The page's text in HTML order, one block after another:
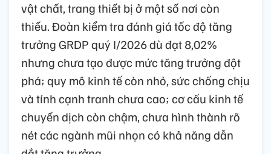
vật chất, trang thiết bị ở một số nơi còn
thiếu. Đoàn kiểm tra đánh giá tốc độ tăng
trưởng GRDP quý I/2026 dù đạt 8,02%
nhưng chưa tạo được mức tăng trưởng đột
phá; quy mô kinh tế còn nhỏ, sức chống chịu
và tính cạnh tranh chưa cao; cơ cấu kinh tế
chuyển dịch còn chậm, chưa hình thành rõ
nét các ngành mũi nhọn có khả năng dẫn